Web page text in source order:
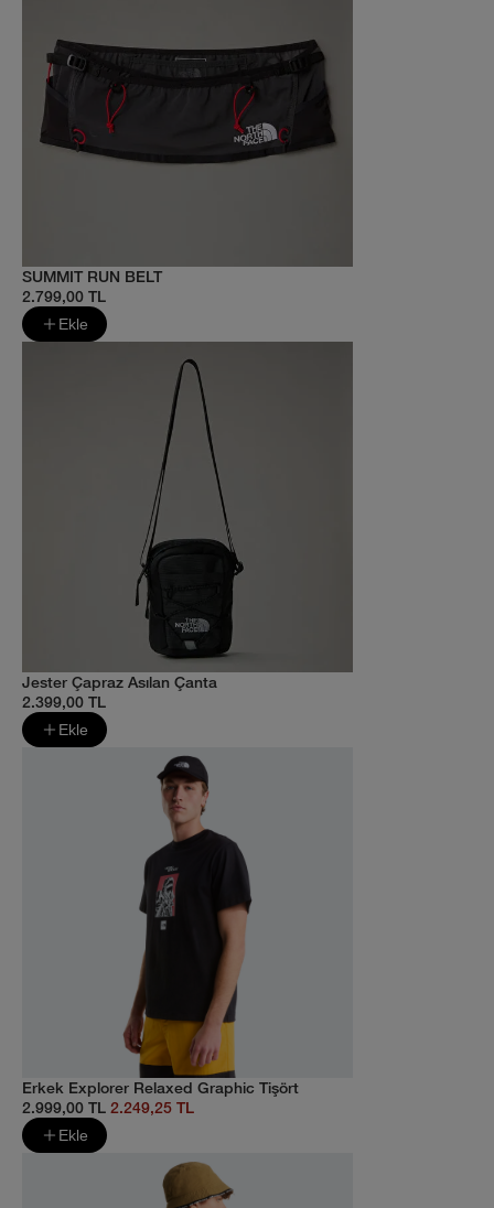
SUMMIT RUN BELT
2.799,00 TL
Ekle
Jester Çapraz Asılan Çanta
2.399,00 TL
Ekle
Erkek Explorer Relaxed Graphic Tişört
2.999,00 TL 2.249,25 TL
Ekle